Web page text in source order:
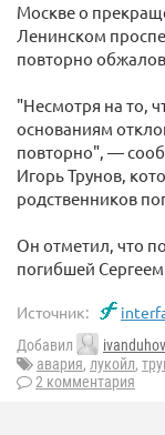
Москве о
Ленинском
повторно
"Несмотря на то,
основаниям
повторно", —
Игорь Трунов,
родственников
Он отметил, что
погибшей
Источник:
Добавил ivanduhov
авария, лукойл,
2 комментария